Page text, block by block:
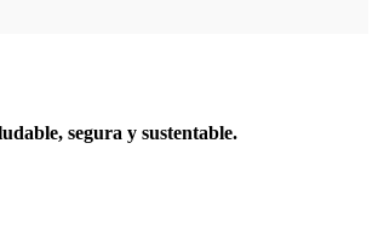
segura y sustentable.